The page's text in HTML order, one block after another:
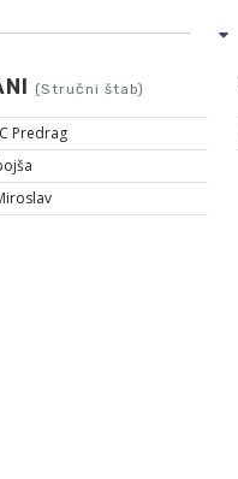
(Stručni štab)
Predrag